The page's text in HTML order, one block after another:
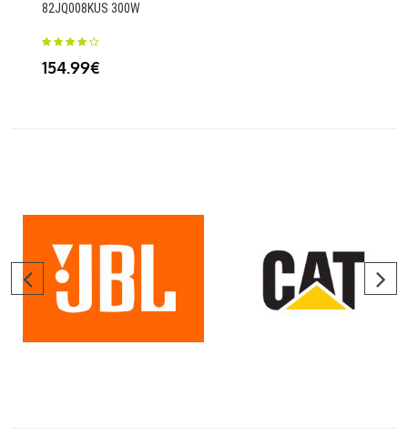
82JQ008KUS 300W
154.99€